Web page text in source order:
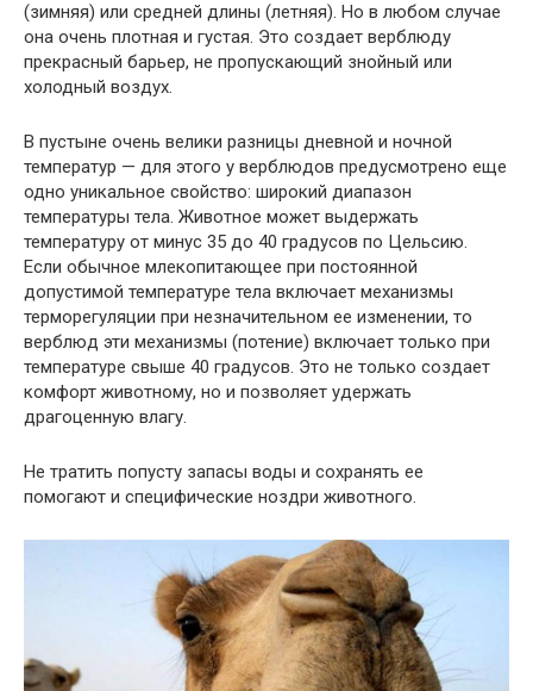
(зимняя) или средней длины (летняя). Но в любом случае
она очень плотная и густая. Это создает верблюду
прекрасный барьер, не пропускающий знойный или
холодный воздух.
В пустыне очень велики разницы дневной и ночной
температур — для этого у верблюдов предусмотрено еще
одно уникальное свойство: широкий диапазон
температуры тела. Животное может выдержать
температуру от минус 35 до 40 градусов по Цельсию.
Если обычное млекопитающее при постоянной
допустимой температуре тела включает механизмы
терморегуляции при незначительном ее изменении, то
верблюд эти механизмы (потение) включает только при
температуре свыше 40 градусов. Это не только создает
комфорт животному, но и позволяет удержать
драгоценную влагу.
Не тратить попусту запасы воды и сохранять ее
помогают и специфические ноздри животного.